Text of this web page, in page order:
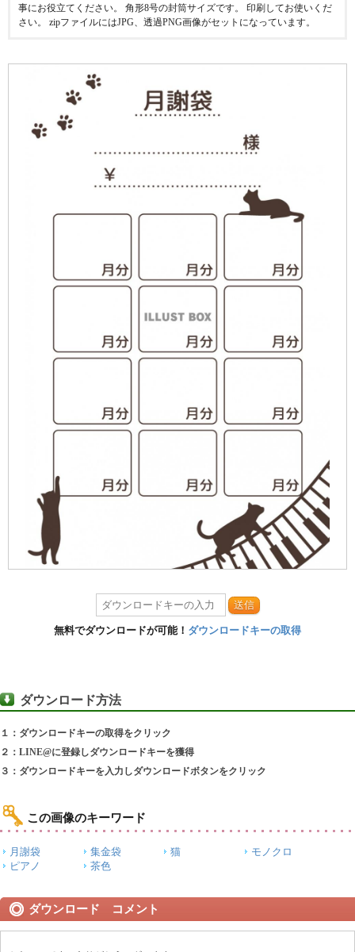
事にお役立てください。 角形8号の封筒サイズです。 印刷してお使いくだ
さい。 zipファイルにはJPG、透過PNG画像がセットになっています。
送信
無料でダウンロードが可能！ ダウンロードキーの取得
ダウンロード方法
１：ダウンロードキーの取得をクリック
２：LINE@に登録しダウンロードキーを獲得
３：ダウンロードキーを入力しダウンロードボタンをクリック
この画像のキーワード
月謝袋 集金袋 猫
モノクロ
ピアノ
茶色
ダウンロード コメント